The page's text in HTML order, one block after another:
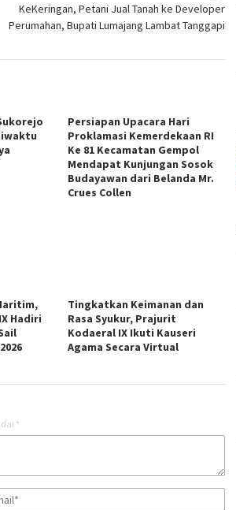
KeKeringan, Petani Jual Tanah ke Developer
Perumahan, Bupati Lumajang Lambat Tanggapi
Persiapan Upacara Hari
Proklamasi Kemerdekaan RI
Ke 81 Kecamatan Gempol
Mendapat Kunjungan Sosok
Budayawan dari Belanda Mr.
Crues Collen
Hadiri
Tingkatkan Keimanan dan
Rasa Syukur, Prajurit
Kodaeral IX Ikuti Kauseri
Agama Secara Virtual
*